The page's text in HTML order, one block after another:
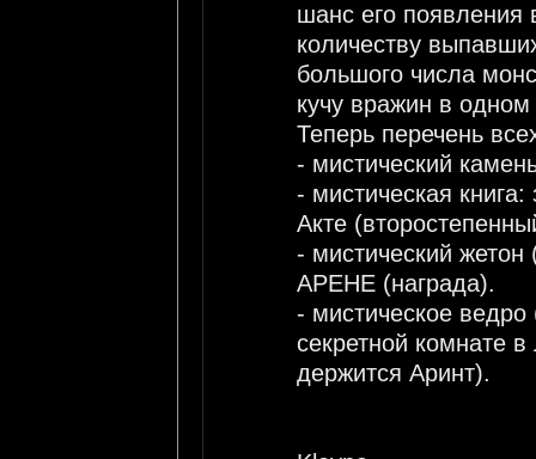
шанс его появления
количеству
большого числа
кучу вражин в
Теперь перечень
- мистический
- мистическая книга:
Акте
- мистический
АРЕНЕ (награда).
- мистическое
секретной комнате
держится Аринт).